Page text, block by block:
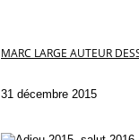
MARC LARGE AUTEUR
31 décembre 2015